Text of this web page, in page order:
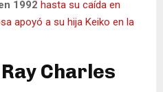
1992 hasta su caída en
apoyó a su hija Keiko en la
Charles